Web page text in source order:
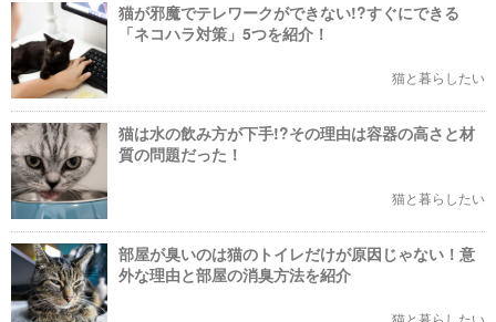
猫が邪魔でテレワークができない!?すぐにできる
「ネコハラ対策」5つを紹介！
猫と暮らしたい
猫は水の飲み方が下手!?その理由は容器の高さと材
質の問題だった！
猫と暮らしたい
部屋が臭いのは猫のトイレだけが原因じゃない！意
外な理由と部屋の消臭方法を紹介
猫と暮らしたい